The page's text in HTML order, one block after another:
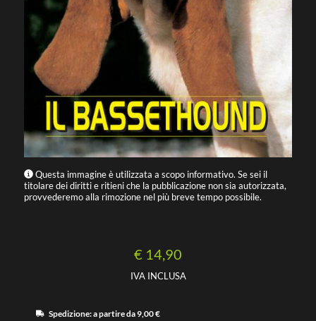
Questa immagine è utilizzata a scopo informativo. Se sei il
titolare dei diritti e ritieni che la pubblicazione non sia autorizzata,
provvederemo alla rimozione nel più breve tempo possibile.
€ 14,90
IVA INCLUSA
Spedizione:a partire da 9,00 €